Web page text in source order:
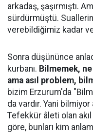
arkadaş, şaşırmıştı.
sürdürmüştü.
verebildiğimiz kadar
Sonra düşününce
kurbanı. Bilmemek,
ama asıl problem,
bizim Erzurum'da
da vardır. Yani
Tefekkür âleti olan
göre, bunları kim